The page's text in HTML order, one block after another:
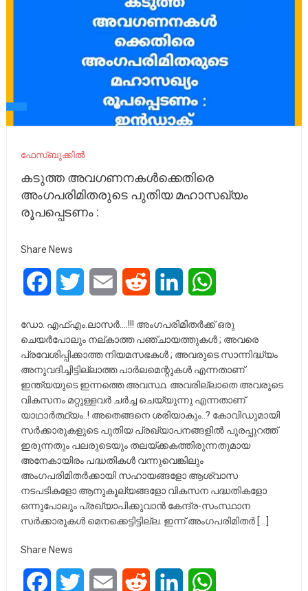
ഫേസ്ബുക്കിൽ
കടുത്ത അവഗണനകൾക്കെതിരെ
അംഗപരിമിതരുടെ പുതിയ മഹാസഖ്യം
രൂപപ്പെടണം :
Share News
FacebookTwitter Email Reddit LinkedIn
ഡോ. എഫ്എം.ലാസർ….!!! അംഗപരിമിതർക്ക് ഒരു
ചെയർപോലും നല്കാത്ത പഞ്ചായത്തുകൾ ; അവരെ
പ്രവേശിപ്പിക്കാത്ത നിയമസഭകൾ ; അവരുടെ സാന്നിദ്ധ്യം
അനുവദിച്ചിട്ടില്ലാത്ത പാർലമെന്റുകൾ എന്നതാണ്
ഇന്ത്യയുടെ ഇന്നത്തെ അവസ്ഥ. അവരില്ലാതെ അവരുടെ
വികസനം മറ്റുള്ളവർ ചർച്ച ചെയ്യുന്നു എന്നതാണ്
യാഥാർത്ഥ്യം..! അതെങ്ങനെ ശരിയാകും..? കോവിഡുമായി
സർക്കാരുകളുടെ പുതിയ പ്രഖ്യാപനങ്ങളിൽ പുരപ്പുറത്ത്
ഇരുന്നതും പലരുടെയും തലയ്ക്കകത്തിരുന്നതുമായ
അനേകായിരം പദ്ധതികൾ വന്നുവെങ്കിലും
അംഗപരിമിതർക്കായി സഹായങ്ങളോ ആശ്വാസ
നടപടികളോ ആനുകൂല്യങ്ങളോ വികസന പദ്ധതികളോ
ഒന്നുപോലും പ്രഖ്യാപിക്കുവാൻ കേന്ദ്ര-സംസ്ഥാന
സർക്കാരുകൾ മെനക്കെട്ടിട്ടില്ല. ഇന്ന് അംഗപരിമിതർ […]
Share News
FacebookTwitter Email Reddit LinkedIn